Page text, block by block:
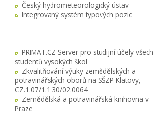
Český hydrometeorologický ústav
Integrovaný systém typových pozic
PRIMAT.CZ Server pro studijní účely všech
studentů vysokých škol
Zkvalitňování výuky zemědělských a
potravinářských oborů na SŠZP Klatovy,
CZ.1.07/1.1.30/02.0064
Zemědělská a potravinářská knihovna v
Praze